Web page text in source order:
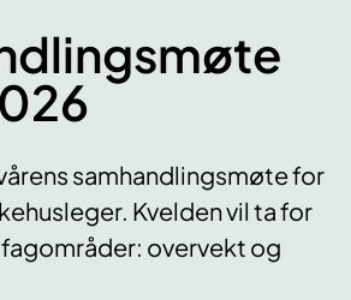
samhandlingsmøte for
Kvelden vil ta for
overvekt og